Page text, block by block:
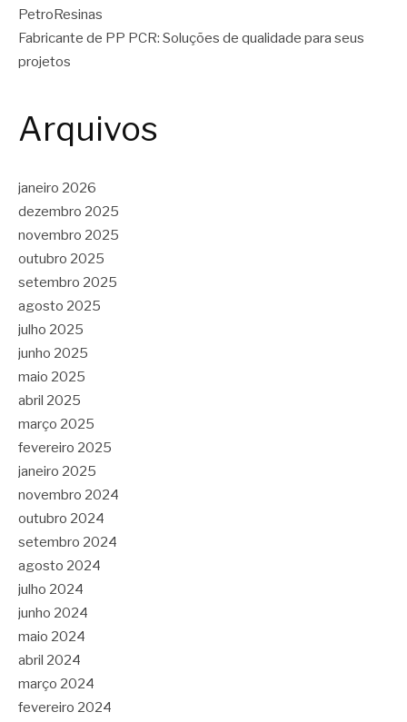
PetroResinas
Fabricante de PP PCR: Soluções de qualidade para seus
projetos
Arquivos
janeiro 2026
dezembro 2025
novembro 2025
outubro 2025
setembro 2025
agosto 2025
julho 2025
junho 2025
maio 2025
abril 2025
março 2025
fevereiro 2025
janeiro 2025
novembro 2024
outubro 2024
setembro 2024
agosto 2024
julho 2024
junho 2024
maio 2024
abril 2024
março 2024
fevereiro 2024